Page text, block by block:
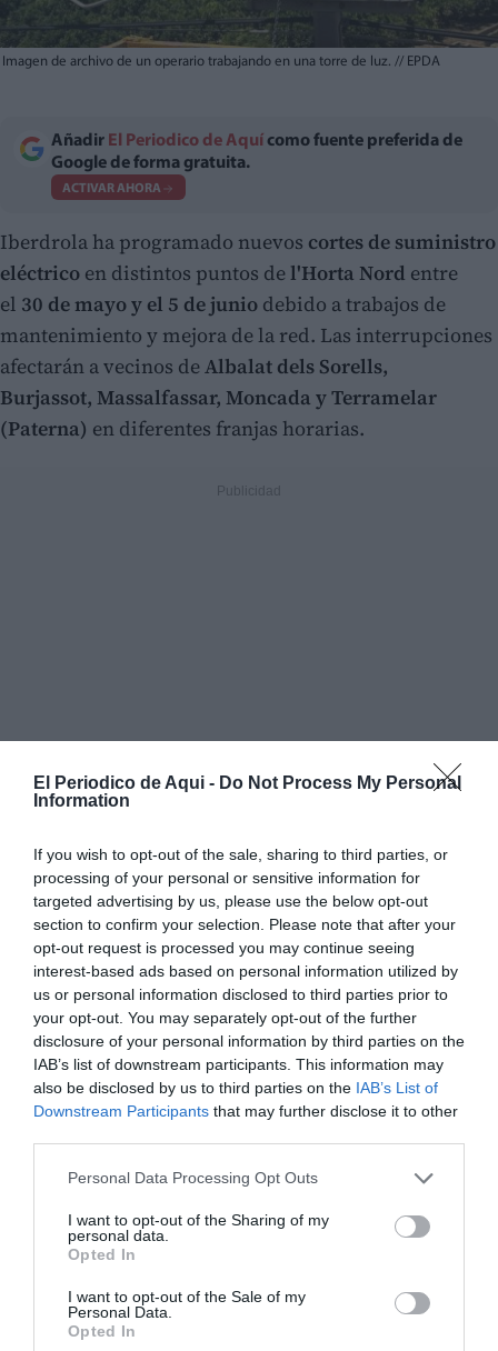
El Periodico de Aqui - Do Not Process My Personal
Information
If you wish to opt-out of the sale, sharing to third parties, or
processing of your personal or sensitive information for
targeted advertising by us, please use the below opt-out
section to confirm your selection. Please note that after your
opt-out request is processed you may continue seeing
interest-based ads based on personal information utilized by
us or personal information disclosed to third parties prior to
your opt-out. You may separately opt-out of the further
disclosure of your personal information by third parties on the
IAB’s list of downstream participants. This information may
also be disclosed by us to third parties on the IAB’s List of
Downstream Participants that may further disclose it to other
Personal Data Processing Opt Outs
I want to opt-out of the Sharing of my
personal data.
Opted In
I want to opt-out of the Sale of my
Personal Data.
Opted In
Imagen de archivo de un operario trabajando en una torre de luz. // EPDA
Añadir El Periodico de Aquí como fuente preferida de
Google de forma gratuita.
ACTIVAR AHORA
Iberdrola ha programado nuevos cortes de suministro
eléctrico en distintos puntos del'Horta Nord entre
el 30 de mayo y el 5 de junio debido a trabajos de
mantenimiento y mejora de la red. Las interrupciones
afectarán a vecinos deAlbalat dels Sorells,
Burjassot, Massalfassar, Moncada y Terramelar
(Paterna) en diferentes franjas horarias.
Los cortes tendrán una duración variable, desde
actuaciones de varias horas en urbanizaciones y calles
concretas.
La compañía recomienda
desconectar aparatos